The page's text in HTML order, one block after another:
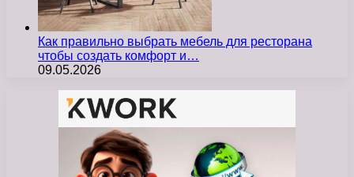
Как правильно выбрать мебель для ресторана
чтобы создать комфорт и…
09.05.2026